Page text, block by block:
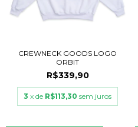
CREWNECK GOODS LOGO
ORBIT
R$339,90
3 x de R$113,30 sem juros